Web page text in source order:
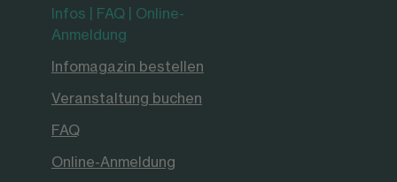
Infos | FAQ | Online-
Anmeldung
Infomagazin bestellen
Veranstaltung buchen
FAQ
Online-Anmeldung